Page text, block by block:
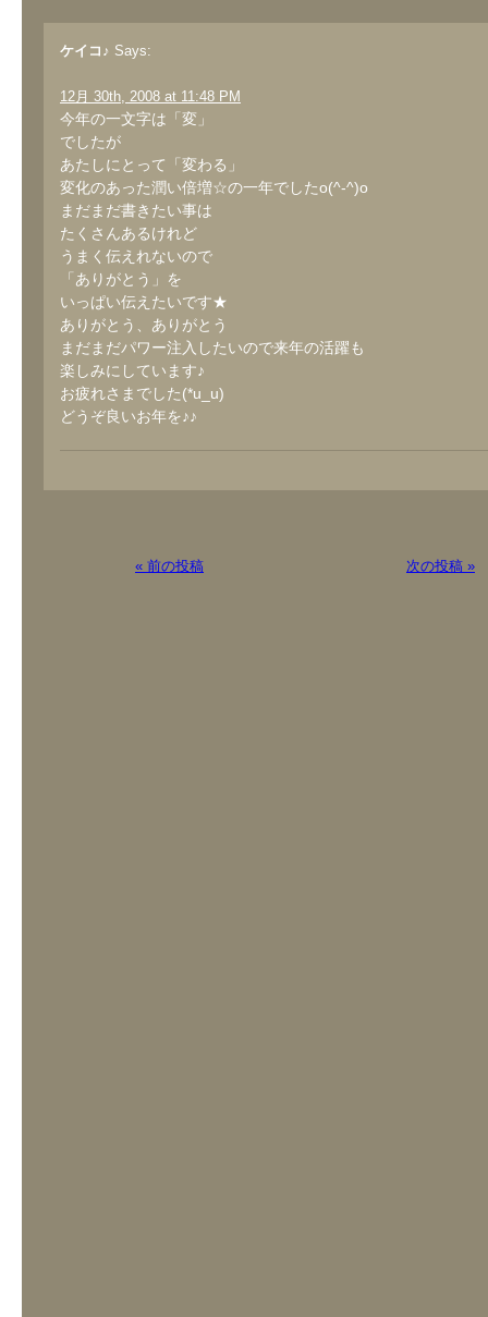
ケイコ♪ Says:
12月 30th, 2008 at 11:48 PM
今年の一文字は「変」
でしたが
あたしにとって「変わる」
変化のあった潤い倍増☆の一年でしたo(^-^)o
まだまだ書きたい事は
たくさんあるけれど
うまく伝えれないので
「ありがとう」を
いっぱい伝えたいです★
ありがとう、ありがとう
まだまだパワー注入したいので来年の活躍も
楽しみにしています♪
お疲れさまでした(*u_u)
どうぞ良いお年を♪♪
« 前の投稿 次の投稿 »